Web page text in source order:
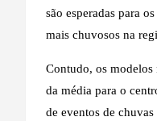
são esperadas para
mais chuvosos na
Contudo, os modelos
da média para o
de eventos de